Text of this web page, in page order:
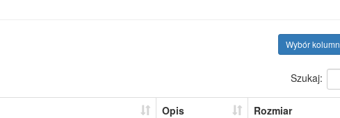
Wybór kolumn
Szukaj:
Opis Rozmiar